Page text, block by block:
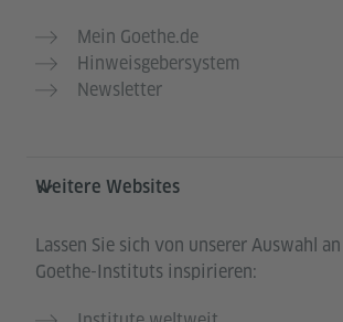
Mein Goethe.de
Hinweisgebersystem
Newsletter
Weitere Websites
Lassen Sie sich von unserer Auswahl
Goethe-Instituts inspirieren: